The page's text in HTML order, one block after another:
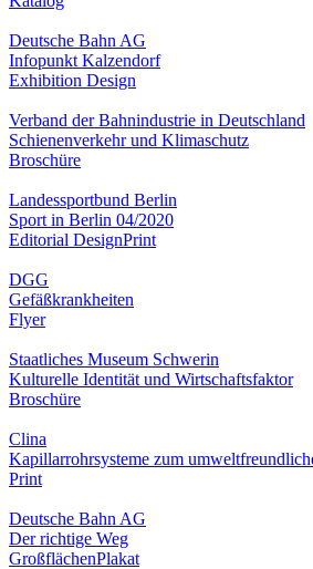
Deutsche Bahn AG
Infopunkt Kalzendorf
Exhibition Design
Verband der Bahnindustrie in Deutschland
Schienenverkehr und Klimaschutz
Broschüre
Landessportbund Berlin
Sport in Berlin 04/2020
Editorial DesignPrint
DGG
Gefäßkrankheiten
Flyer
Staatliches Museum Schwerin
Kulturelle Identität und Wirtschaftsfaktor
Broschüre
Clina
Kapillarrohrsysteme zum
Print
Deutsche Bahn AG
Der richtige Weg
GroßflächenPlakat